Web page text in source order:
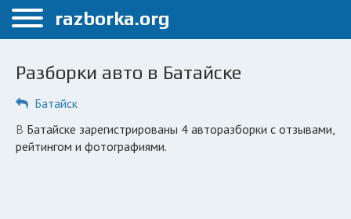
Меню
Батайск
ПОЛЬЗОВАТЕЛЯМ
Каталог разборок
Разборки авто в Батайске
Батайск
в Батайске зарегистрированы 4 авторазборки с отзывами,
рейтингом и фотографиями.
razborka.org